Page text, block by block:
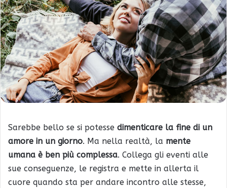
Sarebbe bello se si potesse dimenticare la fine di un
amore in un giorno. Ma nella realtà, la mente
umana è ben più complessa. Collega gli eventi alle
sue conseguenze, le registra e mette in allerta il
cuore quando sta per andare incontro alle stesse,